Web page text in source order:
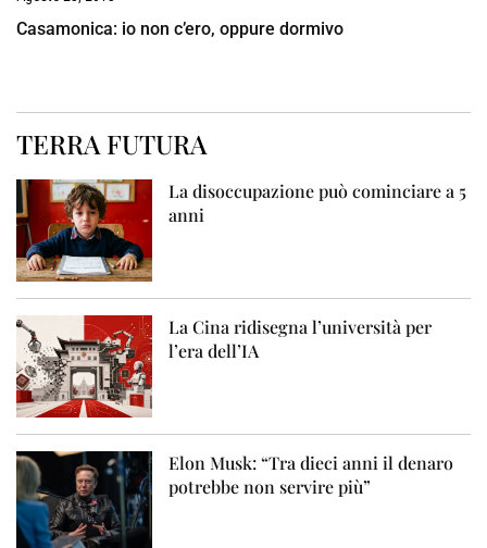
Casamonica: io non c’ero, oppure dormivo
TERRA FUTURA
La disoccupazione può cominciare a 5
anni
La Cina ridisegna l’università per
l’era dell’IA
Elon Musk: “Tra dieci anni il denaro
potrebbe non servire più”